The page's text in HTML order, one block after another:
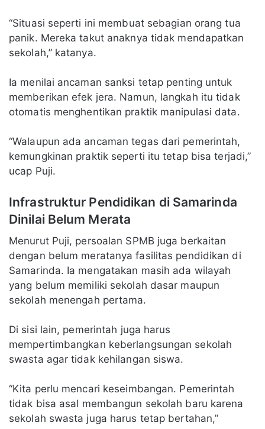
“Situasi seperti ini membuat sebagian orang tua
panik. Mereka takut anaknya tidak mendapatkan
sekolah,” katanya.
Ia menilai ancaman sanksi tetap penting untuk
memberikan efek jera. Namun, langkah itu tidak
otomatis menghentikan praktik manipulasi data.
“Walaupun ada ancaman tegas dari pemerintah,
kemungkinan praktik seperti itu tetap bisa terjadi,”
ucap Puji.
Infrastruktur Pendidikan di Samarinda
Dinilai Belum Merata
Menurut Puji, persoalan SPMB juga berkaitan
dengan belum meratanya fasilitas pendidikan di
Samarinda. Ia mengatakan masih ada wilayah
yang belum memiliki sekolah dasar maupun
sekolah menengah pertama.
Di sisi lain, pemerintah juga harus
mempertimbangkan keberlangsungan sekolah
swasta agar tidak kehilangan siswa.
“Kita perlu mencari keseimbangan. Pemerintah
tidak bisa asal membangun sekolah baru karena
sekolah swasta juga harus tetap bertahan,”